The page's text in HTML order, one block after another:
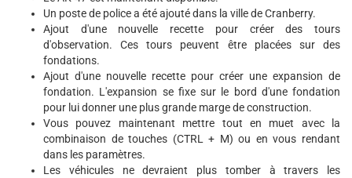
Un poste de police a été ajouté dans la ville de Cranberry.
Ajout d'une nouvelle recette pour créer des tours
d'observation. Ces tours peuvent être placées sur des
fondations.
Ajout d'une nouvelle recette pour créer une expansion de
fondation. L'expansion se fixe sur le bord d'une fondation
pour lui donner une plus grande marge de construction.
Vous pouvez maintenant mettre tout en muet avec la
combinaison de touches (CTRL + M) ou en vous rendant
dans les paramètres.
Les véhicules ne devraient plus tomber à travers les